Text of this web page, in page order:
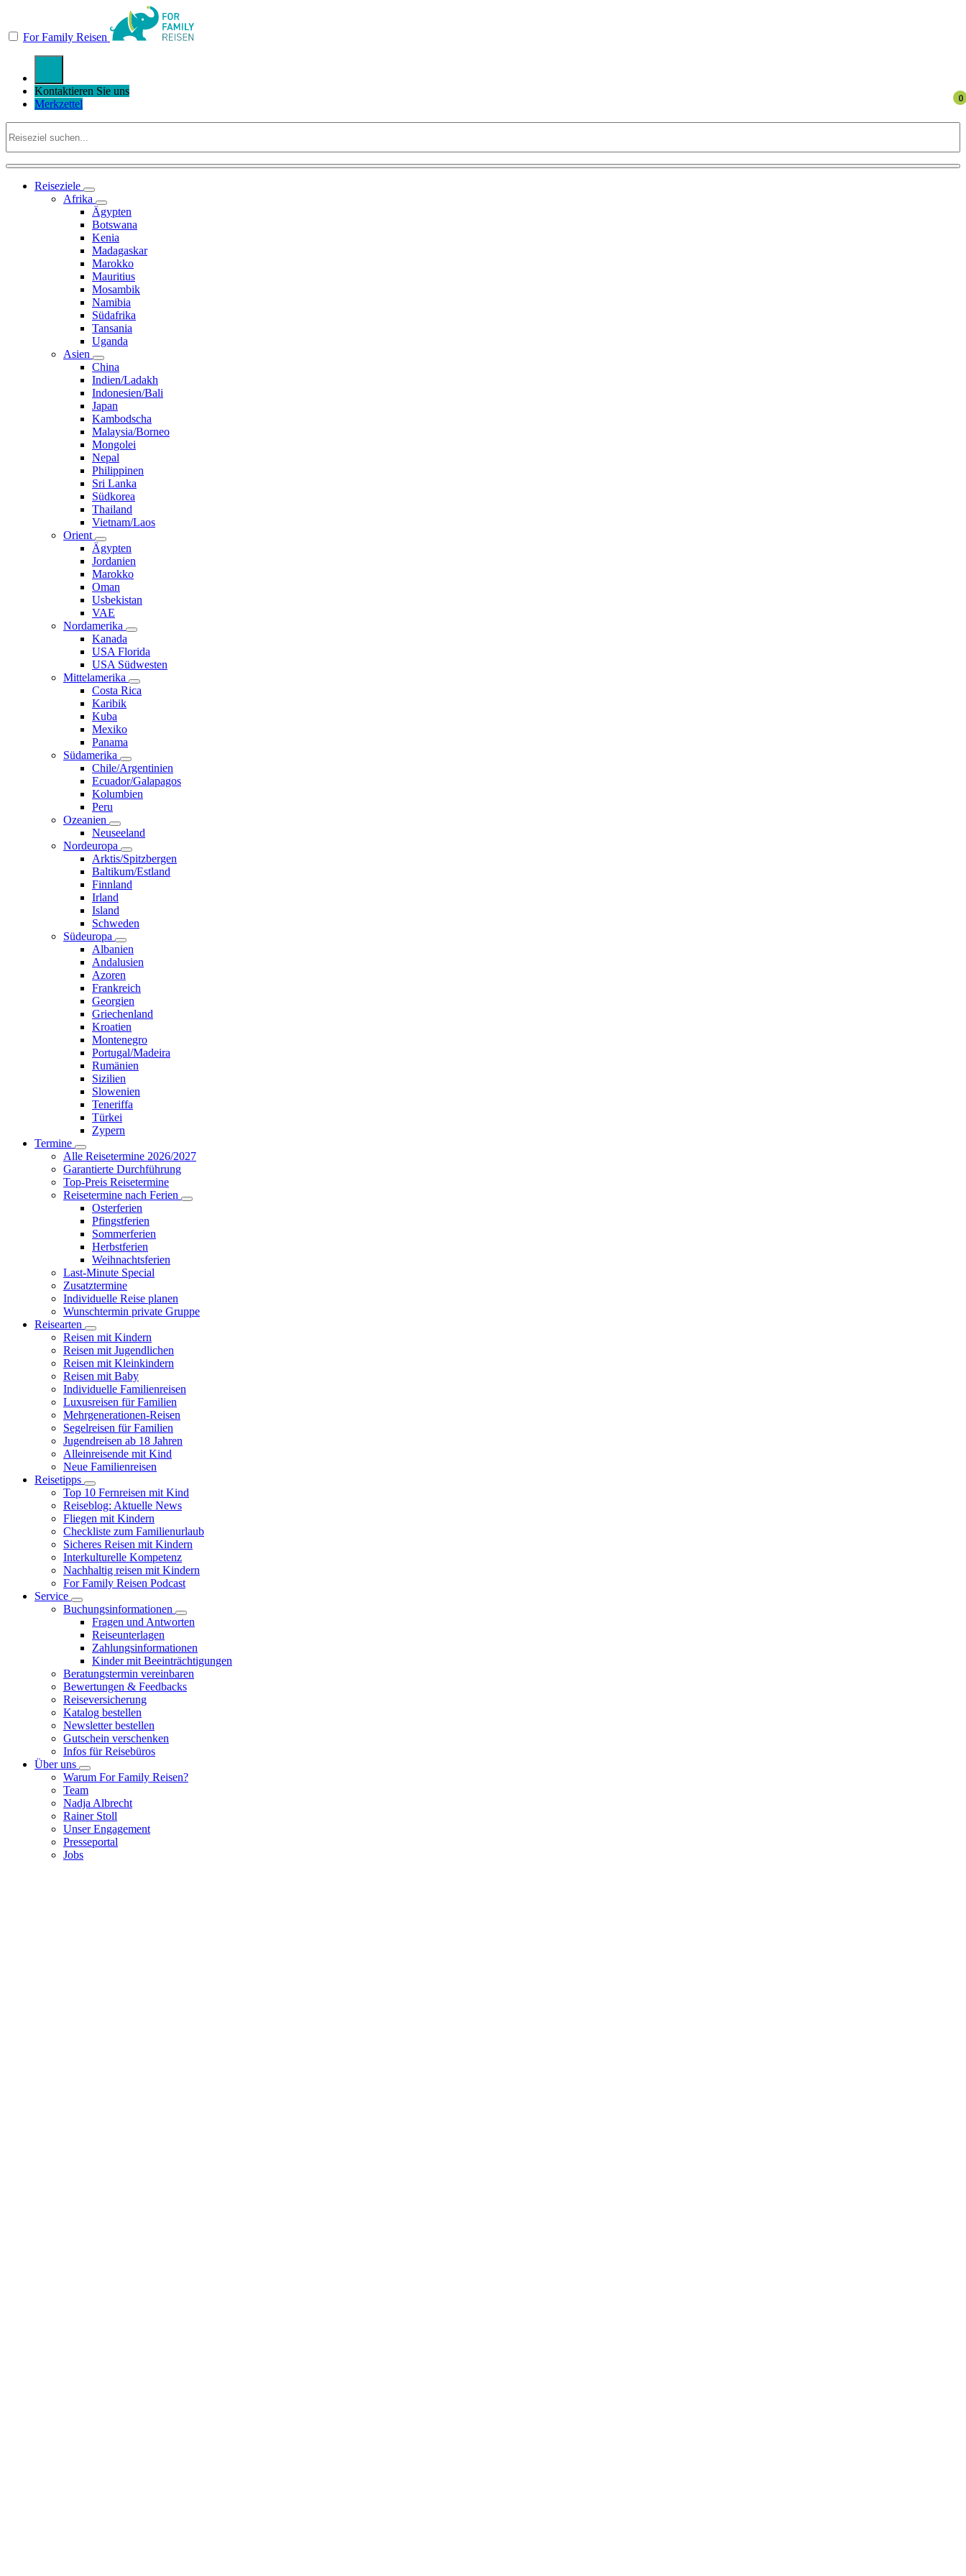
For Family Reisen
Kontaktieren Sie uns
Merkzettel
Reiseziele
Afrika
Ägypten
Botswana
Kenia
Madagaskar
Marokko
Mauritius
Mosambik
Namibia
Südafrika
Tansania
Uganda
Asien
China
Indien/Ladakh
Indonesien/Bali
Japan
Kambodscha
Malaysia/Borneo
Mongolei
Nepal
Philippinen
Sri Lanka
Südkorea
Thailand
Vietnam/Laos
Orient
Ägypten
Jordanien
Marokko
Oman
Usbekistan
VAE
Nordamerika
Kanada
USA Florida
USA Südwesten
Mittelamerika
Costa Rica
Karibik
Kuba
Mexiko
Panama
Südamerika
Chile/Argentinien
Ecuador/Galapagos
Kolumbien
Peru
Ozeanien
Neuseeland
Nordeuropa
Arktis/Spitzbergen
Baltikum/Estland
Finnland
Irland
Island
Schweden
Südeuropa
Albanien
Andalusien
Azoren
Frankreich
Georgien
Griechenland
Kroatien
Montenegro
Portugal/Madeira
Rumänien
Sizilien
Slowenien
Teneriffa
Türkei
Zypern
Termine
Alle Reisetermine 2026/2027
Garantierte Durchführung
Top-Preis Reisetermine
Reisetermine nach Ferien
Osterferien
Pfingstferien
Sommerferien
Herbstferien
Weihnachtsferien
Last-Minute Special
Zusatztermine
Individuelle Reise planen
Wunschtermin private Gruppe
Reisearten
Reisen mit Kindern
Reisen mit Jugendlichen
Reisen mit Kleinkindern
Reisen mit Baby
Individuelle Familienreisen
Luxusreisen für Familien
Mehrgenerationen-Reisen
Segelreisen für Familien
Jugendreisen ab 18 Jahren
Alleinreisende mit Kind
Neue Familienreisen
Reisetipps
Top 10 Fernreisen mit Kind
Reiseblog: Aktuelle News
Fliegen mit Kindern
Checkliste zum Familienurlaub
Sicheres Reisen mit Kindern
Interkulturelle Kompetenz
Nachhaltig reisen mit Kindern
For Family Reisen Podcast
Service
Buchungsinformationen
Fragen und Antworten
Reiseunterlagen
Zahlungsinformationen
Kinder mit Beeinträchtigungen
Beratungstermin vereinbaren
Bewertungen & Feedbacks
Reiseversicherung
Katalog bestellen
Newsletter bestellen
Gutschein verschenken
Infos für Reisebüros
Über uns
Warum For Family Reisen?
Team
Nadja Albrecht
Rainer Stoll
Unser Engagement
Presseportal
Jobs